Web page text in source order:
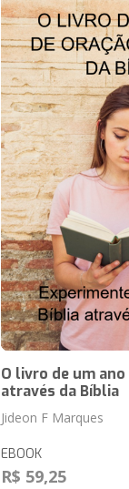
O livro de um
através da Bíblia
Jideon F Marques
EBOOK
R$ 59,25